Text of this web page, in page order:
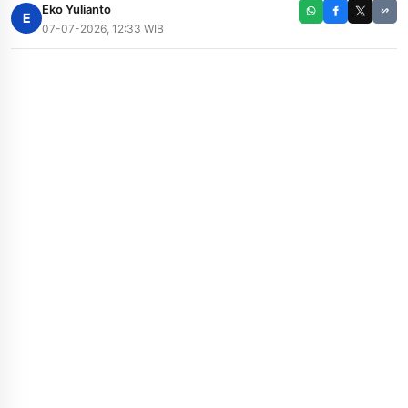
E
Eko Yulianto
07-07-2026, 12:33 WIB